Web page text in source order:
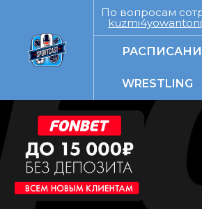
По вопросам
WRESTLING